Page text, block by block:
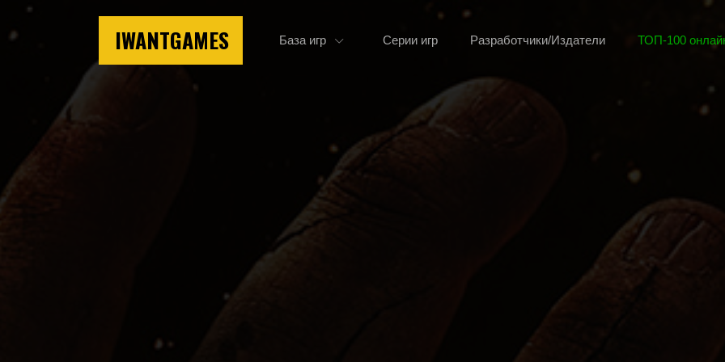
IWANTGAMES База игр Серии игр Разработчики/Издатели ТОП-100